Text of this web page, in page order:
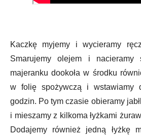
Kaczkę myjemy i wycieramy
Smarujemy olejem i
majeranku dookoła w środku
w folię spożywczą i wstawiamy
godzin. Po tym czasie obieramy
i mieszamy z kilkoma łyżkami
Dodajemy również jedną łyżkę